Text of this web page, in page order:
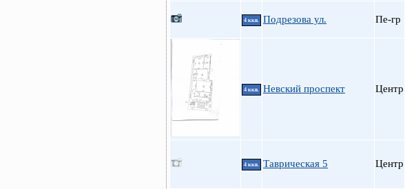
4 ккв. Подрезова ул. Пе-гр
4 ккв. Невский проспект Центр
4 ккв. Таврическая 5 Центр